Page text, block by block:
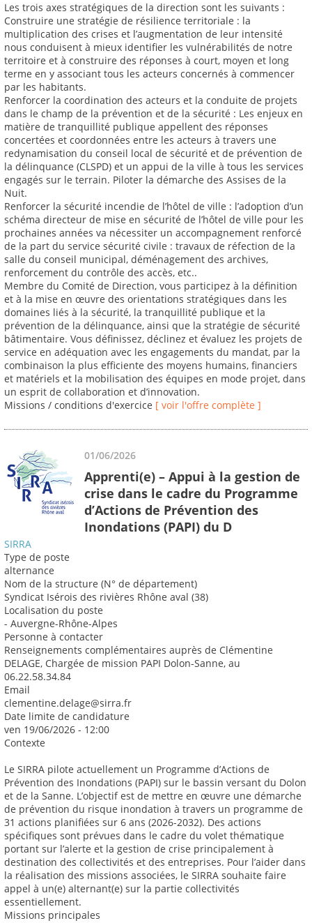
Les trois axes stratégiques de la direction sont les suivants :
Construire une stratégie de résilience territoriale : la
multiplication des crises et l’augmentation de leur intensité
nous conduisent à mieux identifier les vulnérabilités de notre
territoire et à construire des réponses à court, moyen et long
terme en y associant tous les acteurs concernés à commencer
par les habitants.
Renforcer la coordination des acteurs et la conduite de projets
dans le champ de la prévention et de la sécurité : Les enjeux en
matière de tranquillité publique appellent des réponses
concertées et coordonnées entre les acteurs à travers une
redynamisation du conseil local de sécurité et de prévention de
la délinquance (CLSPD) et un appui de la ville à tous les services
engagés sur le terrain. Piloter la démarche des Assises de la
Nuit.
Renforcer la sécurité incendie de l’hôtel de ville : l’adoption d’un
schéma directeur de mise en sécurité de l’hôtel de ville pour les
prochaines années va nécessiter un accompagnement renforcé
de la part du service sécurité civile : travaux de réfection de la
salle du conseil municipal, déménagement des archives,
renforcement du contrôle des accès, etc..
Membre du Comité de Direction, vous participez à la définition
et à la mise en œuvre des orientations stratégiques dans les
domaines liés à la sécurité, la tranquillité publique et la
prévention de la délinquance, ainsi que la stratégie de sécurité
bâtimentaire. Vous définissez, déclinez et évaluez les projets de
service en adéquation avec les engagements du mandat, par la
combinaison la plus efficiente des moyens humains, financiers
et matériels et la mobilisation des équipes en mode projet, dans
un esprit de collaboration et d’innovation.
Missions / conditions d'exercice [ voir l'offre complète ]
01/06/2026
Apprenti(e) – Appui à la gestion de
crise dans le cadre du Programme
d’Actions de Prévention des
Inondations (PAPI) du D
SIRRA
Type de poste
alternance
Nom de la structure (N° de département)
Syndicat Isérois des rivières Rhône aval (38)
Localisation du poste
- Auvergne-Rhône-Alpes
Personne à contacter
Renseignements complémentaires auprès de Clémentine
DELAGE, Chargée de mission PAPI Dolon-Sanne, au
06.22.58.34.84
Email
clementine.delage@sirra.fr
Date limite de candidature
ven 19/06/2026 - 12:00
Contexte
Le SIRRA pilote actuellement un Programme d’Actions de
Prévention des Inondations (PAPI) sur le bassin versant du Dolon
et de la Sanne. L’objectif est de mettre en œuvre une démarche
de prévention du risque inondation à travers un programme de
31 actions planifiées sur 6 ans (2026-2032). Des actions
spécifiques sont prévues dans le cadre du volet thématique
portant sur l’alerte et la gestion de crise principalement à
destination des collectivités et des entreprises. Pour l’aider dans
la réalisation des missions associées, le SIRRA souhaite faire
appel à un(e) alternant(e) sur la partie collectivités
essentiellement.
Missions principales